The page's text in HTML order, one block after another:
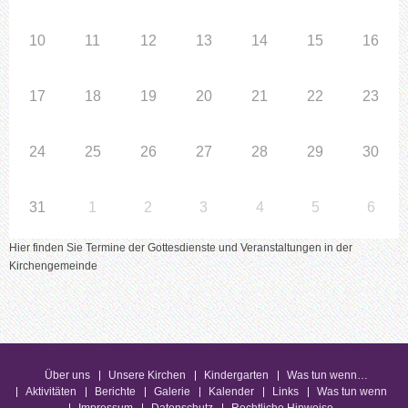
10 11 12 13 14 15 16
17 18 19 20 21 22 23
24 25 26 27 28 29 30
31 1 2 3 4 5 6
Hier finden Sie Termine der Gottesdienste und Veranstaltungen in der
Kirchengemeinde
Über uns Unsere Kirchen Kindergarten
Was tun wenn…
Aktivitäten
Berichte Galerie Kalender Links
Was tun wenn